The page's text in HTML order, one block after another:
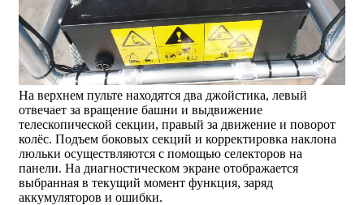
На верхнем пульте находятся два джойстика, левый
отвечает за вращение башни и выдвижение
телескопической секции, правый за движение и поворот
колёс. Подъем боковых секций и корректировка наклона
люльки осуществляются с помощью селекторов на
панели. На диагностическом экране отображается
выбранная в текущий момент функция, заряд
аккумуляторов и ошибки.